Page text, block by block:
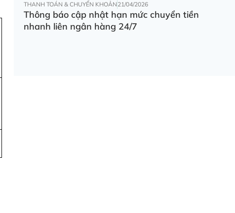
THANH TOÁN & CHUYỂN KHOẢN 21/04/2026
Thông báo cập nhật hạn mức chuyển tiền
nhanh liên ngân hàng 24/7